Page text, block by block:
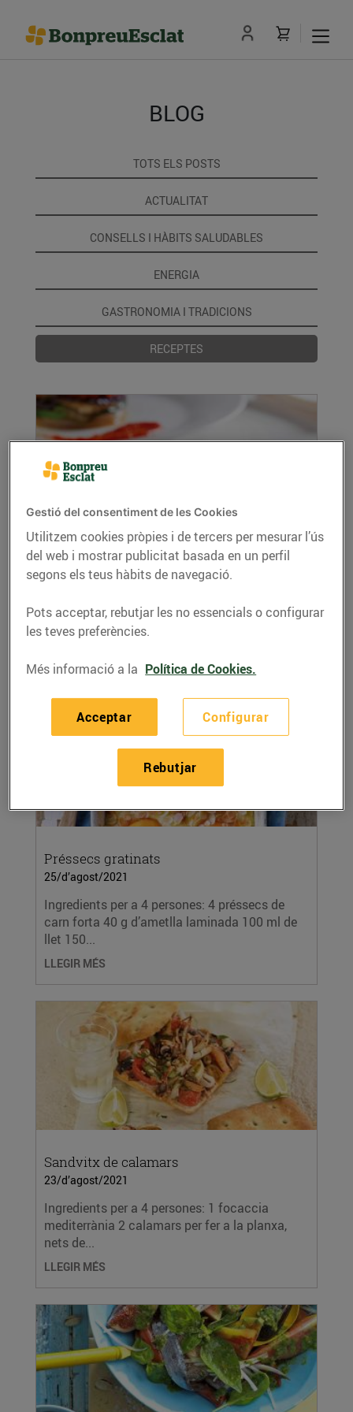
BLOG
TOTS ELS POSTS
ACTUALITAT
CONSELLS I HÀBITS SALUDABLES
ENERGIA
GASTRONOMIA I TRADICIONS
RECEPTES
Pastís de verdures
02/de setembre/2021
pebrots vermells 3 patates 4 carbasses 250 ml
de...
LLEGIR MÉS
Préssecs gratinats
25/d’agost/2021
Ingredients per a 4 persones: 4 préssecs de
carn forta 40 g d’ametlla laminada 100 ml de
llet 150...
LLEGIR MÉS
Sandvitx de calamars
23/d’agost/2021
Ingredients per a 4 persones: 1 focaccia
mediterrània 2 calamars per fer a la planxa,
nets de...
LLEGIR MÉS
Gestió del consentiment de les Cookies
Utilitzem cookies pròpies i de tercers per mesurar l’ús
del web i mostrar publicitat basada en un perfil
segons els teus hàbits de navegació.
Pots acceptar, rebutjar les no essencials o configurar
les teves preferències.
Més informació a la Política de Cookies.
Configurar
Rebutjar
Acceptar